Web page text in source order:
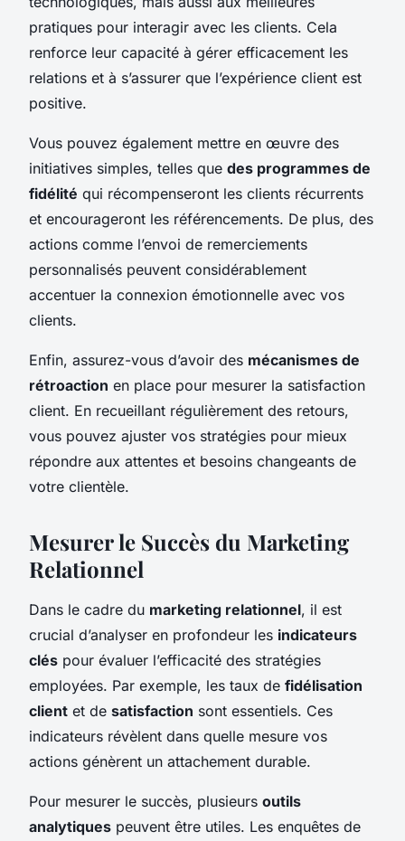
pratiques pour interagir avec les clients. Cela
renforce leur capacité à gérer efficacement les
relations et à s’assurer que l’expérience client est
positive.
Vous pouvez également mettre en œuvre des
initiatives simples, telles que des programmes de
fidélité qui récompenseront les clients récurrents
et encourageront les référencements. De plus, des
actions comme l’envoi de remerciements
personnalisés peuvent considérablement
accentuer la connexion émotionnelle avec vos
clients.
Enfin, assurez-vous d’avoir des mécanismes de
rétroaction en place pour mesurer la satisfaction
client. En recueillant régulièrement des retours,
vous pouvez ajuster vos stratégies pour mieux
répondre aux attentes et besoins changeants de
votre clientèle.
Mesurer le Succès du Marketing
Relationnel
Dans le cadre du marketing relationnel, il est
crucial d’analyser en profondeur les indicateurs
clés pour évaluer l’efficacité des stratégies
employées. Par exemple, les taux de fidélisation
client et de satisfaction sont essentiels. Ces
indicateurs révèlent dans quelle mesure vos
actions génèrent un attachement durable.
Pour mesurer le succès, plusieurs outils
analytiques peuvent être utiles. Les enquêtes de